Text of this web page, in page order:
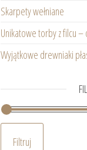
Skarpety wełniane
Unikatowe torby z filcu
Wyjątkowe drewniaki
Filtruj